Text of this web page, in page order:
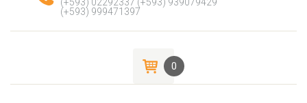
(+593) 02292337 (+593) 939079429
(+593) 999471397
0